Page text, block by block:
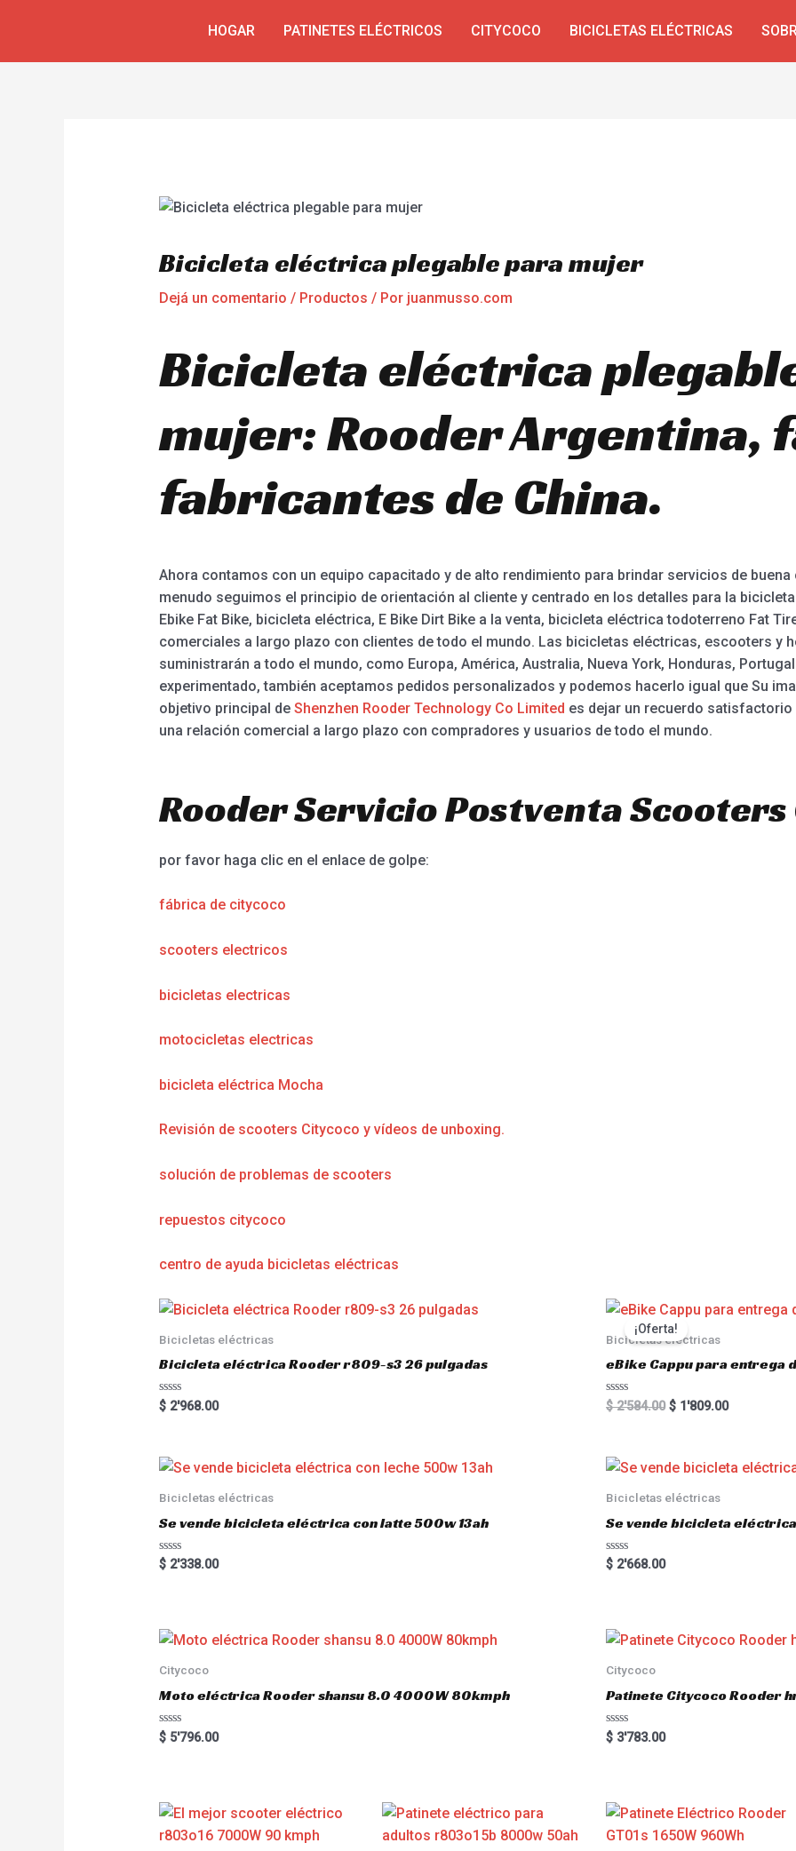
HOGAR PATINETES ELÉCTRICOS CITYCOCO BICICLETAS ELÉCTRICAS
Bicicleta eléctrica plegable para mujer
Dejá un comentario / Productos / Por juanmusso.com
Bicicleta eléctrica
mujer: Rooder Argentina,
fabricantes de China.
Ahora contamos con un equipo capacitado y de alto rendimiento para brindar servicios de
menudo seguimos el principio de orientación al cliente y centrado en los detalles para la
Ebike Fat Bike, bicicleta eléctrica, E Bike Dirt Bike a la venta, bicicleta eléctrica todoterreno Fat
comerciales a largo plazo con clientes de todo el mundo. Las bicicletas eléctricas, escooters y
suministrarán a todo el mundo, como Europa, América, Australia, Nueva York, Honduras,
experimentado, también aceptamos pedidos personalizados y podemos hacerlo igual que Su
objetivo principal de Shenzhen Rooder Technology Co Limited es dejar un recuerdo
una relación comercial a largo plazo con compradores y usuarios de todo el mundo.
Rooder Servicio Postventa
por favor haga clic en el enlace de golpe:
fábrica de citycoco
scooters electricos
bicicletas electricas
motocicletas electricas
bicicleta eléctrica Mocha
Revisión de scooters Citycoco y vídeos de unboxing.
solución de problemas de scooters
repuestos citycoco
centro de ayuda bicicletas eléctricas
Bicicletas eléctricas
Bicicleta eléctrica Rooder r809-s3 26 pulgadas
R
a
0
o
t
f
5
$2'968.00
¡Oferta!
Bicicletas eléctricas
eBike Cappu para entrega
R
a
0
o
t
f
5
$2'584.00 $ 1'809.00
Bicicletas eléctricas
Se vende bicicleta eléctrica con latte 500w 13ah
R
a
o
u
o
f
5
$2'338.00
Bicicletas eléctricas
Se vende bicicleta
R
a
o
u
o
f
5
$ 2'668.00
Citycoco
Moto eléctrica Rooder shansu 8.0 4000W 80kmph
R
a
o
u
o
$5'796.00
Citycoco
Patinete Citycoco Rooder
R
a
o
u
t
o
$ 3'783.00